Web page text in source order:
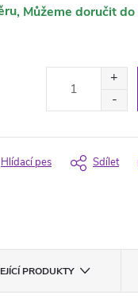
Hlídací pes Sdílet
PRODUKTY